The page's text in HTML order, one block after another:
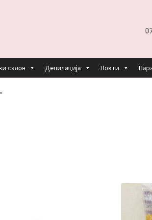
салон Депилација Нокти
AND RETURNS POLICY